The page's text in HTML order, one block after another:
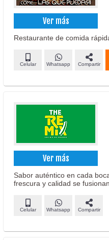
Ver más
Restaurante de comida
Celular Whatsapp Compartir
Ver más
Sabor auténtico en cada
frescura y calidad se fusionan.
Celular Whatsapp Compartir